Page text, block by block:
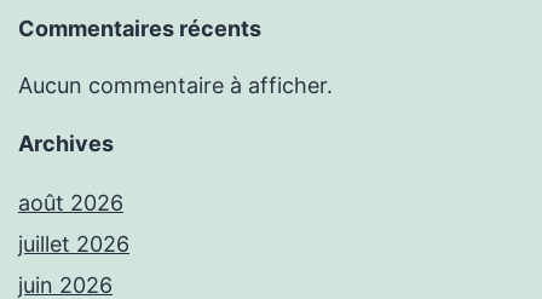
Commentaires récents
Aucun commentaire à afficher.
Archives
août 2026
juillet 2026
juin 2026